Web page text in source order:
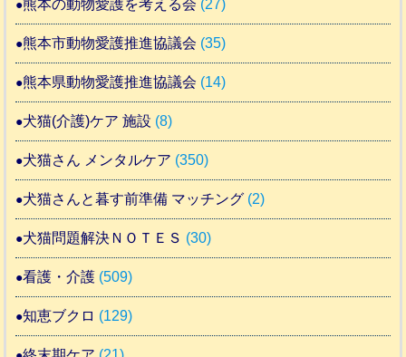
熊本の動物愛護を考える会 (27)
熊本市動物愛護推進協議会 (35)
熊本県動物愛護推進協議会 (14)
犬猫(介護)ケア 施設 (8)
犬猫さん メンタルケア (350)
犬猫さんと暮す前準備 マッチング (2)
犬猫問題解決ＮＯＴＥＳ (30)
看護・介護 (509)
知恵ブクロ (129)